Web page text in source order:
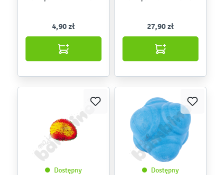
4,90 zł 27,90 zł
Dostępny Dostępny